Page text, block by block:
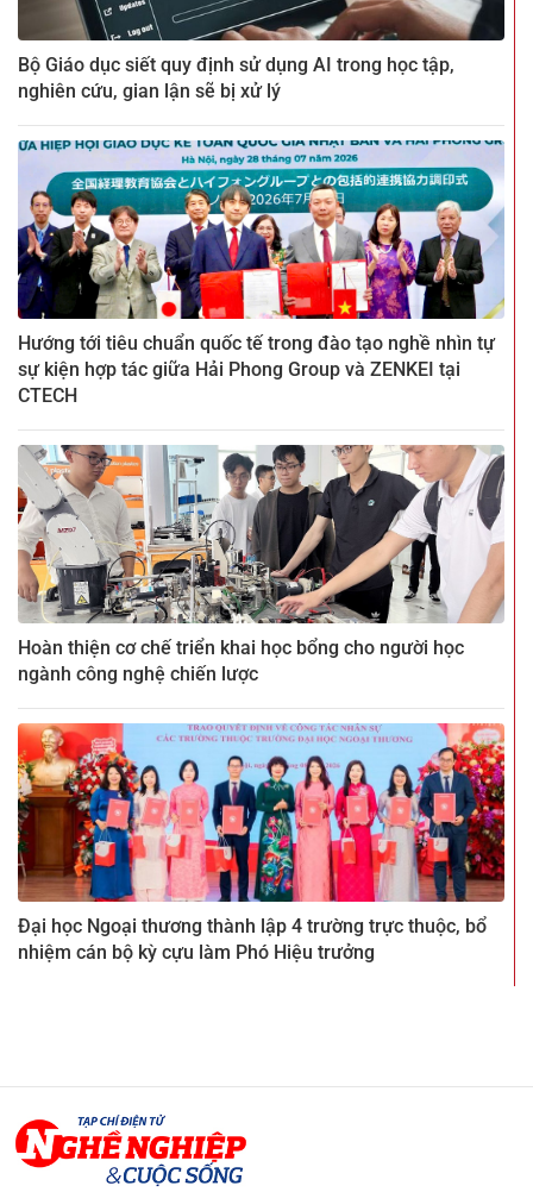
Bộ Giáo dục siết quy định sử dụng AI trong học tập,
nghiên cứu, gian lận sẽ bị xử lý
Hướng tới tiêu chuẩn quốc tế trong đào tạo nghề nhìn tự
sự kiện hợp tác giữa Hải Phong Group và ZENKEI tại
CTECH
Hoàn thiện cơ chế triển khai học bổng cho người học
ngành công nghệ chiến lược
Đại học Ngoại thương thành lập 4 trường trực thuộc, bổ
nhiệm cán bộ kỳ cựu làm Phó Hiệu trưởng